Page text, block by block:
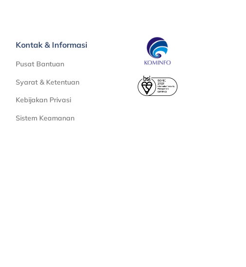
Kontak & Informasi
Pusat Bantuan
Syarat & Ketentuan
Kebijakan Privasi
Sistem Keamanan